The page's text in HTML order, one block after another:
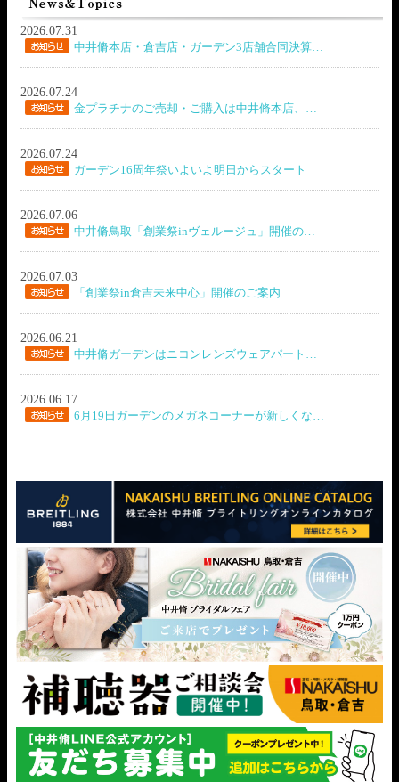
2026.07.31
中井脩本店・倉吉店・ガーデン3店舗合同決算…
2026.07.24
金プラチナのご売却・ご購入は中井脩本店、…
2026.07.24
ガーデン16周年祭いよいよ明日からスタート
2026.07.06
中井脩鳥取「創業祭inヴェルージュ」開催の…
2026.07.03
「創業祭in倉吉未来中心」開催のご案内
2026.06.21
中井脩ガーデンはニコンレンズウェアパート…
2026.06.17
6月19日ガーデンのメガネコーナーが新しくな…